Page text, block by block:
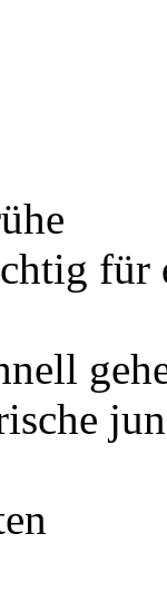
für